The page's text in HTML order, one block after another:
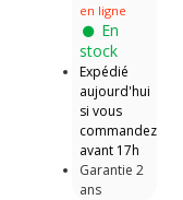
en ligne
En
stock
Expédié
aujourd'hui
si vous
commandez
avant 17h
Garantie 2
ans